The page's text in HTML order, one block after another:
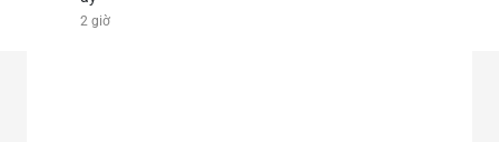
2 giờ